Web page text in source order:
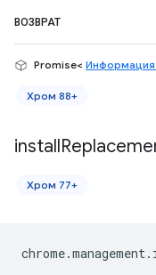
ВОЗВРАТ
Promise< Информация
Хром 88+
install
Хром 77+
chrome.management.